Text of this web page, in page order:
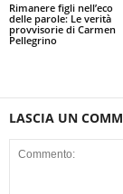
Rimanere figli nell’eco
delle parole: Le verità
provvisorie di Carmen
Pellegrino
LASCIA UN